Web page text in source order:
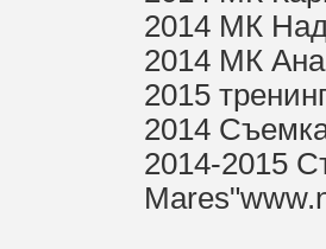
2014 МК
2014 МК
2015
2014
2014-2015